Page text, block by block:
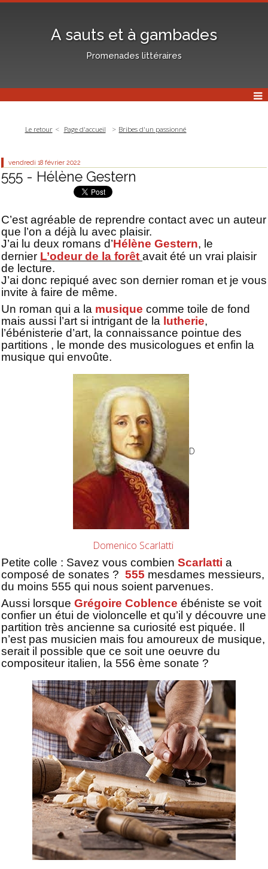
A sauts et à gambades
Promenades littéraires
Le retour Page d'accueil Bribes d'un passionné
vendredi 18 février 2022
555 - Hélène Gestern
C’est agréable de reprendre contact avec un auteur
que l’on a déjà lu avec plaisir.
J’ai lu deux romans d’Hélène Gestern, le
dernier L’odeur de la forêt avait été un vrai plaisir
de lecture.
J’ai donc repiqué avec son dernier roman et je vous
invite à faire de même.
Un roman qui a la musique comme toile de fond
mais aussi l’art si intrigant de la lutherie,
l’ébénisterie d’art, la connaissance pointue des
partitions , le monde des musicologues et enfin la
musique qui envoûte.
D
Domenico Scarlatti
Petite colle : Savez vous combien Scarlatti a
composé de sonates ? 555 mesdames messieurs,
du moins 555 qui nous soient parvenues.
Aussi lorsque Grégoire Coblence ébéniste se voit
confier un étui de violoncelle et qu’il y découvre une
partition très ancienne sa curiosité est piquée. Il
n’est pas musicien mais fou amoureux de musique,
serait il possible que ce soit une oeuvre du
compositeur italien, la 556 ème sonate ?